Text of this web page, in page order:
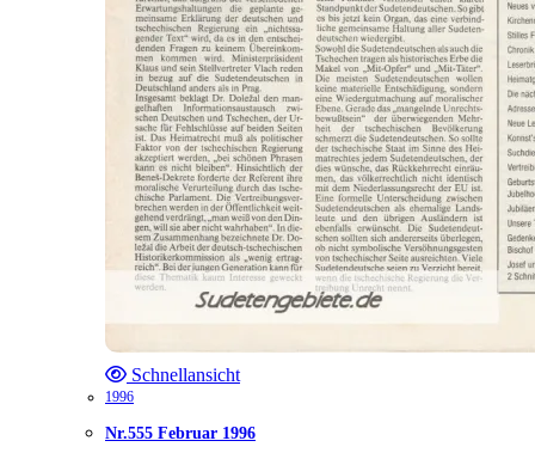
Schnellansicht
1996
Nr.555 Februar 1996